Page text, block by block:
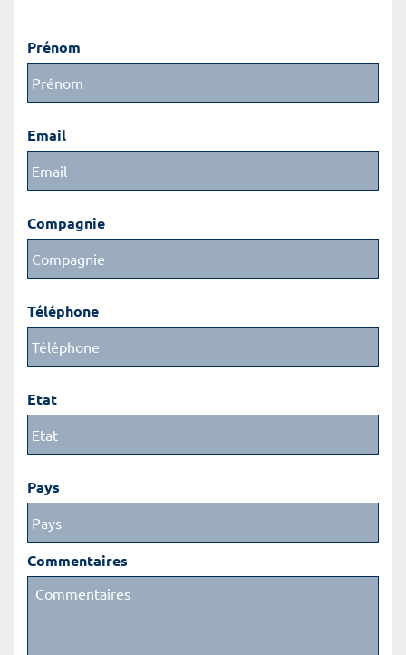
Prénom
Email
Compagnie
Téléphone
Etat
Pays
Commentaires